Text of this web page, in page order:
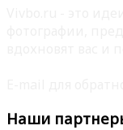
Наши